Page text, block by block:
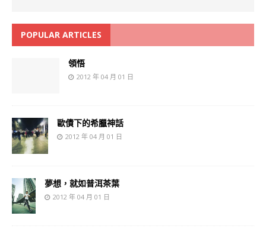
POPULAR ARTICLES
領悟
2012 年 04 月 01 日
歐債下的希臘神話
2012 年 04 月 01 日
夢想，就如普洱茶葉
2012 年 04 月 01 日